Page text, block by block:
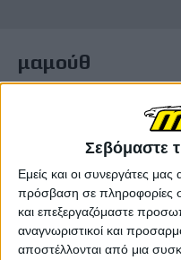
Σεβόμαστε
Εμείς και οι συνεργάτες
πρόσβαση σε πληροφορίες
και επεξεργαζόμαστε
αναγνωριστικοί και
αποστέλλονται από μια
μαμούθ